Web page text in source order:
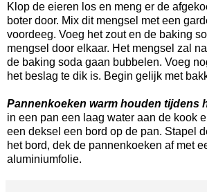
Klop de eieren los en meng er de
boter door. Mix dit mengsel met een
voordeeg. Voeg het zout en de baking
mengsel door elkaar. Het mengsel zal
de baking soda gaan bubbelen. Voeg
het beslag te dik is. Begin gelijk met
Pannenkoeken warm houden tijdens
in een pan een laag water aan de kook
een deksel een bord op de pan. Stapel
het bord, dek de pannenkoeken af met
aluminiumfolie.